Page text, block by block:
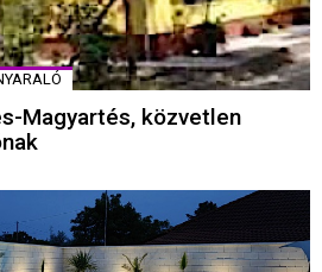
Magyartés, közvetlen